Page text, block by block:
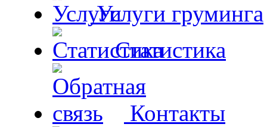
Услуги груминга
Статистика
Контакты